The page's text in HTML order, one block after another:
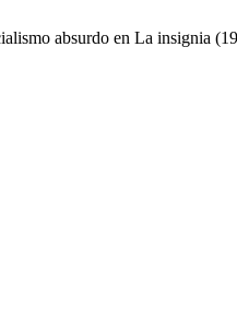
absurdo en La insignia